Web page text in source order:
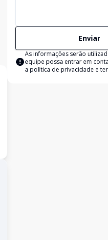
Enviar
As informações serão
equipe possa entrar em
a política de privacidade e